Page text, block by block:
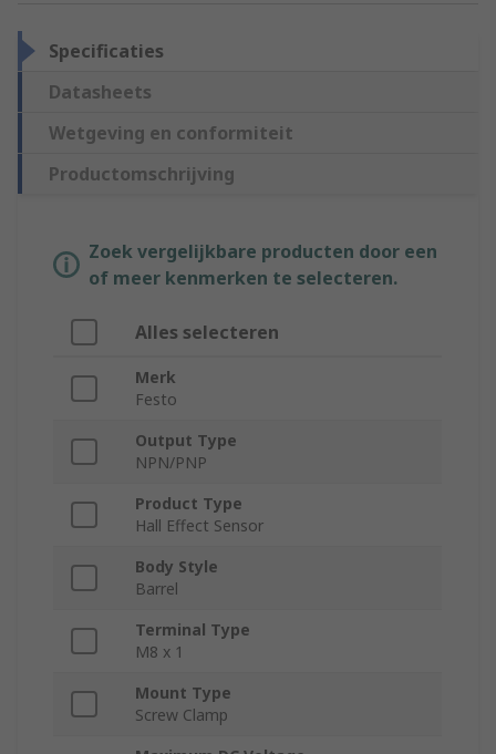
Specificaties
Datasheets
Wetgeving en conformiteit
Productomschrijving
Zoek vergelijkbare producten door een
of meer kenmerken te selecteren.
Alles selecteren
Merk
Festo
Output Type
NPN/PNP
Product Type
Hall Effect Sensor
Body Style
Barrel
Terminal Type
M8 x 1
Mount Type
Screw Clamp